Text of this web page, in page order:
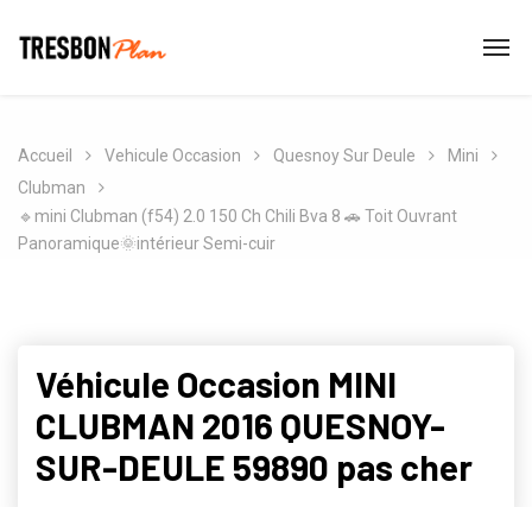
Accueil Vehicule Occasion Quesnoy Sur Deule
Mini
Clubman
🔹mini Clubman (f54) 2.0 150 Ch Chili Bva 8 🚗 Toit Ouvrant
Panoramique🌞intérieur Semi-cuir
Véhicule Occasion MINI
CLUBMAN 2016 QUESNOY-
SUR-DEULE 59890 pas cher